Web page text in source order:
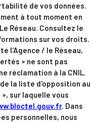
de vos données.
à tout moment en
Réseau. Consultez le
sur vos droits.
l'Agence / le Réseau,
» ne sont pas
réclamation à la CNIL.
la liste d'opposition au
sur laquelle vous
. Dans
personnelles, nous